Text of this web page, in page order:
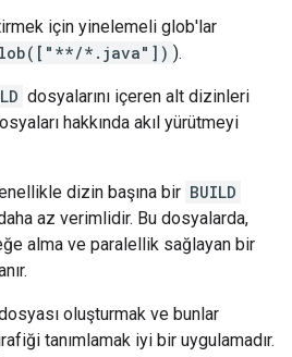
için yinelemeli glob'lar
*.java"]) ).
dosyalarını içeren alt dizinleri
hakkında akıl yürütmeyi
dizin başına bir BUILD
az verimlidir. Bu dosyalarda,
alma ve paralellik sağlayan bir
oluşturmak ve bunlar
tanımlamak iyi bir uygulamadır.